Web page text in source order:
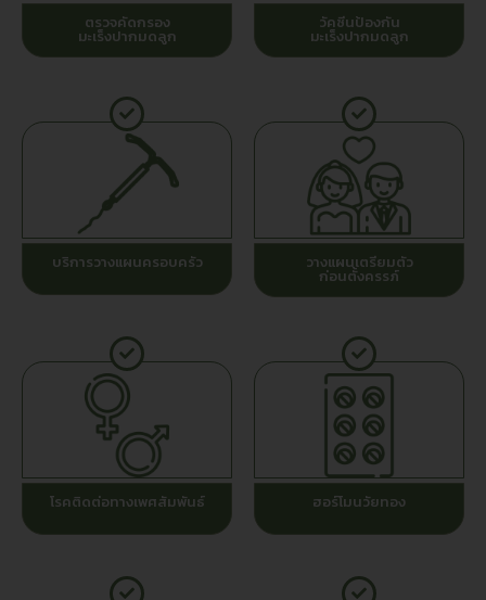
ตรวจคัดกรอง
มะเร็งปากมดลูก
วัคซีนป้องกัน
มะเร็งปากมดลูก
บริการวางแผนครอบครัว วางแผนเตรียมตัว
ก่อนตั้งครรภ์
โรคติดต่อทางเพศสัมพันธ์ ฮอร์โมนวัยทอง